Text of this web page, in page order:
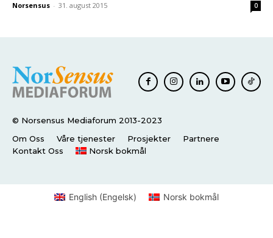
Norsensus - 31. august 2015 0
© Norsensus Mediaforum 2013-2023
Om Oss
Våre tjenester Prosjekter
Partnere
Kontakt Oss
Norsk bokmål
English (Engelsk) Norsk bokmål